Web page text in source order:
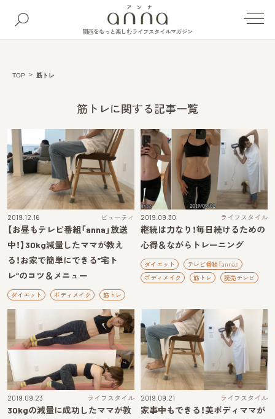
関西をもっと楽しむライフスタイルマガジン
TOP 筋トレ
筋トレに関する記事一覧
2019.12.16 ビューティ
【お昼もテレビ番組「anna」放送
中！】30kg減量したママが教え
る！お家で簡単にできる”宅ト
レ”のコツ＆メニュー
ダイエット ボディメイク 筋トレ
2019.09.30 ライフスタイル
継続は力なり！毎日続けるための
心得＆ながらトレーニング
ダイエット
テレビ番組『anna』
ボディメイク
筋トレ 読売テレビ
2019.09.23 ライフスタイル
30kgの減量に成功したママが教
2019.09.21 ライフスタイル
家事中もできる！美ボディママが